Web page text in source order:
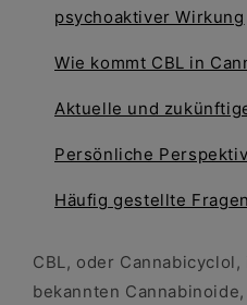
psychoaktiver Wirkung
Wie kommt CBL in
Aktuelle und
Persönliche
Häufig gestellte Fragen
CBL, oder
bekannten